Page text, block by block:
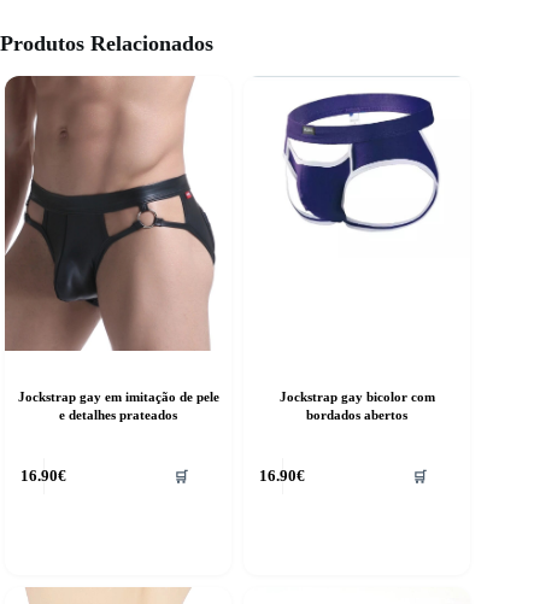
Produtos Relacionados
Jockstrap gay em imitação de pele
e detalhes prateados
16.90€ 🛒
Jockstrap gay bicolor com
bordados abertos
16.90€ 🛒